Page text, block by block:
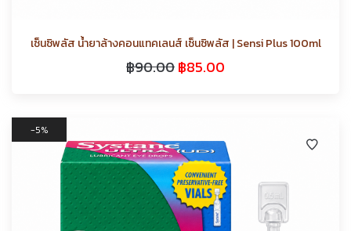
เซ็นซิพลัส น้ำยาล้างคอนแทคเลนส์ เซ็นซิพลัส | Sensi Plus 100ml
฿90.00฿85.00
5%